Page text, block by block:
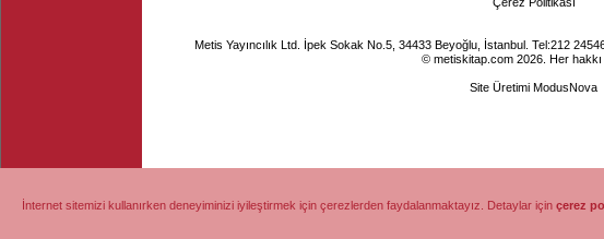
Metis Yayıncılık Ltd. İpek Sokak No.5, 34433 Beyoğlu, İstanbul. Tel:212
© metiskitap.com 2026. Her hakkı
Site Üretimi ModusNova
İnternet sitemizi kullanırken deneyiminizi iyileştirmek için çerezlerden faydalanmaktayız. Detaylar için çerez